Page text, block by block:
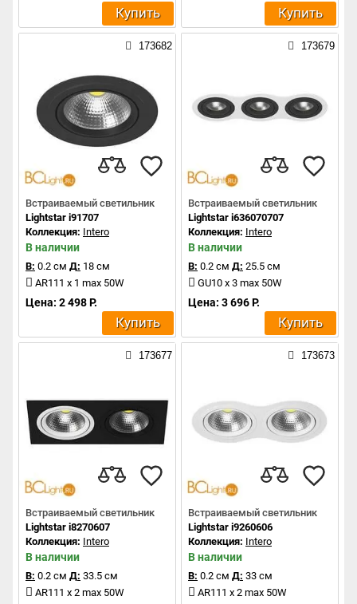
Купить Купить
173682
Встраиваемый светильник
Lightstar i91707
Коллекция: Intero
В наличии
В: 0.2 см Д: 18 см
AR111 x 1 max 50W
Цена: 2 498 Р.
Купить
173679
Встраиваемый светильник
Lightstar i636070707
Коллекция: Intero
В наличии
В: 0.2 см Д: 25.5 см
GU10 x 3 max 50W
Цена: 3 696 Р.
Купить
173677
Встраиваемый светильник
Lightstar i8270607
Коллекция: Intero
В наличии
В: 0.2 см Д: 33.5 см
AR111 x 2 max 50W
173673
Встраиваемый светильник
Lightstar i9260606
Коллекция: Intero
В наличии
В: 0.2 см Д: 33 см
AR111 x 2 max 50W